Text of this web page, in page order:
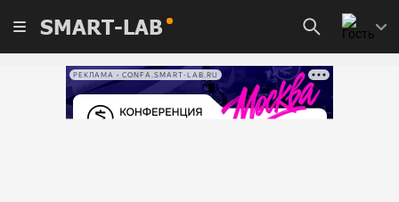
SMART-LAB
РЕКЛАМА • CONFA.SMART-LAB.RU